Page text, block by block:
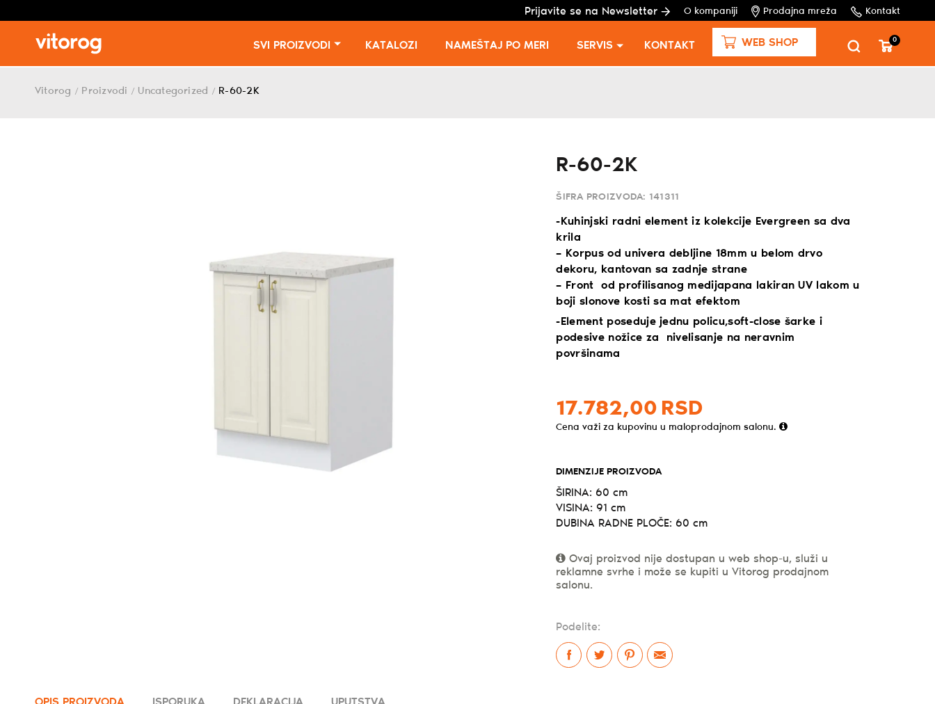
Prijavite se na Newsletter O kompaniji Prodajna mreža Kontakt
SVI PROIZVODI KATALOZI NAMEŠTAJ PO MERI SERVIS KONTAKT WEB SHOP 0
Vitorog / Proizvodi / Uncategorized / R-60-2K
R-60-2K
ŠIFRA PROIZVODA: 141311
-Kuhinjski radni element iz kolekcije Evergreen sa dva
krila
– Korpus od univera debljine 18mm u belom drvo
dekoru, kantovan sa zadnje strane
– Front od profilisanog medijapana lakiran UV lakom u
boji slonove kosti sa mat efektom
-Element poseduje jednu policu,soft-close šarke i
podesive nožice za nivelisanje na neravnim
površinama
17.782,00 RSD
Cena važi za kupovinu u maloprodajnom salonu.
DIMENZIJE PROIZVODA
ŠIRINA: 60 cm
VISINA: 91 cm
DUBINA RADNE PLOČE: 60 cm
Ovaj proizvod nije dostupan u web shop-u, služi u
reklamne svrhe i može se kupiti u Vitorog prodajnom
salonu.
Podelite: